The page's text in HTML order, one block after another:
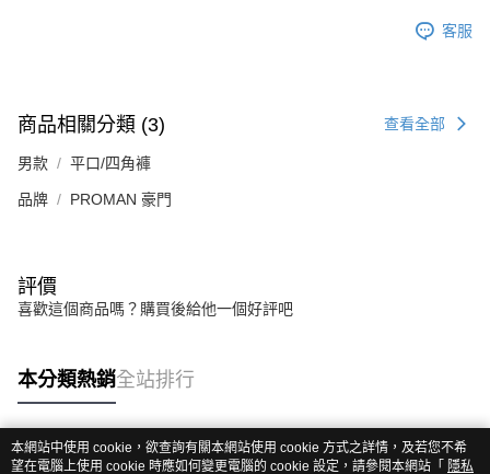
客服
商品相關分類 (3) 查看全部
男款 平口/四角褲
品牌 PROMAN 豪門
評價
喜歡這個商品嗎？購買後給他一個好評吧
本分類熱銷全站排行
熱門標籤
本網站中使用 cookie，欲查詢有關本網站使用 cookie 方式之詳情，及若您不希
望在電腦上使用 cookie 時應如何變更電腦的 cookie 設定，請參閱本網站「 隱私